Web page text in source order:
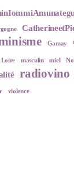
Gamay
Loire masculin miel
radiovino
violence